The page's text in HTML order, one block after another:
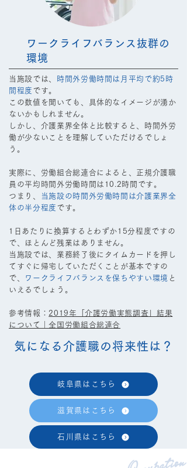
ワークライフバランス抜群の
環境
当施設では、
時間外労働時間は月平均で約5時
間程度 です。
この数値を聞いても、具体的なイメージが湧か
ないかもしれません。
しかし、介護業界全体と比較すると、時間外労
働が少ないことを理解していただけるでしょ
う。
実際に、労働組合総連合によると、正規介護職
員の平均時間外労働時間は10.2時間です。
つまり、
当施設の時間外労働時間は介護業界全
体の半分程度 です。
1日あたりに換算するとわずか15分程度ですの
で、ほとんど残業はありません。
当施設では、業務終了後にタイムカードを押し
てすぐに帰宅していただくことが基本ですの
で、
ワークライフバランスを保ちやすい環境 と
いえるでしょう。
参考情報： 2019年「介護労働実態調査」結果
について｜全国労働組合総連合
気になる介護職の将来性は？
岐阜県はこちら
滋賀県はこちら
石川県はこちら